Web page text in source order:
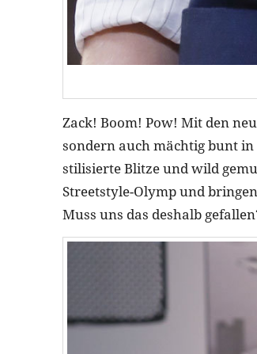
Zack! Boom! Pow! Mit den
sondern auch mächtig bunt
stilisierte Blitze und wild
Streetstyle-Olymp und
Muss uns das deshalb